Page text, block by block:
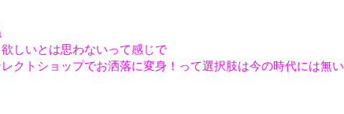
しいとは思わないって感じで
クトショップでお洒落に変身！って選択肢は今の時代には無い